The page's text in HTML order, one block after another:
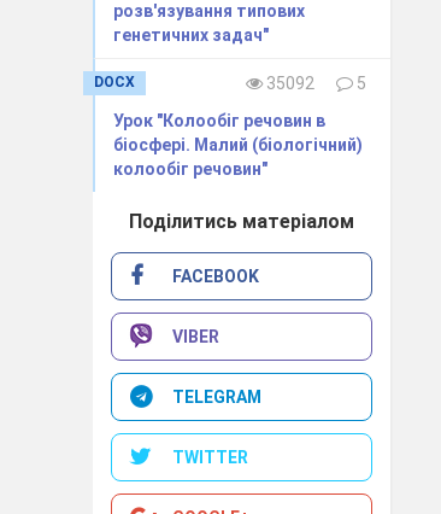
розв'язування типових
генетичних задач"
DOCX 35092
5
Урок "Колообіг речовин в
біосфері. Малий (біологічний)
колообіг речовин"
Поділитись матеріалом
FACEBOOK
VIBER
TELEGRAM
TWITTER